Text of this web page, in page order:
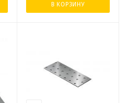
В КОРЗИНУ